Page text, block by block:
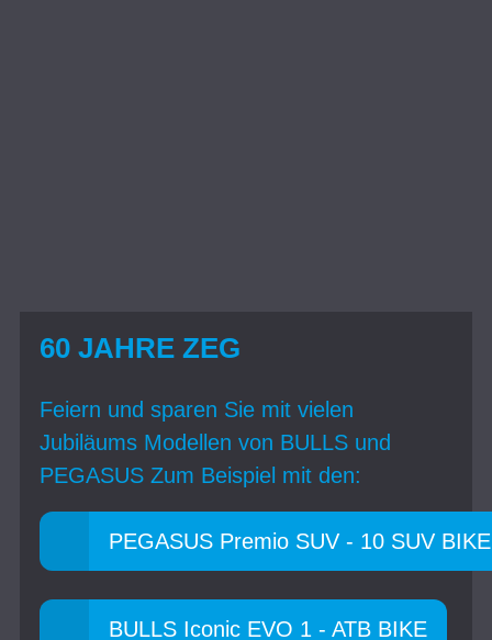
60 JAHRE ZEG
Feiern und sparen Sie mit vielen
Jubiläums Modellen von BULLS und
PEGASUS Zum Beispiel mit den:
PEGASUS Premio SUV - 10 SUV BIKE
BULLS Iconic EVO 1 - ATB BIKE